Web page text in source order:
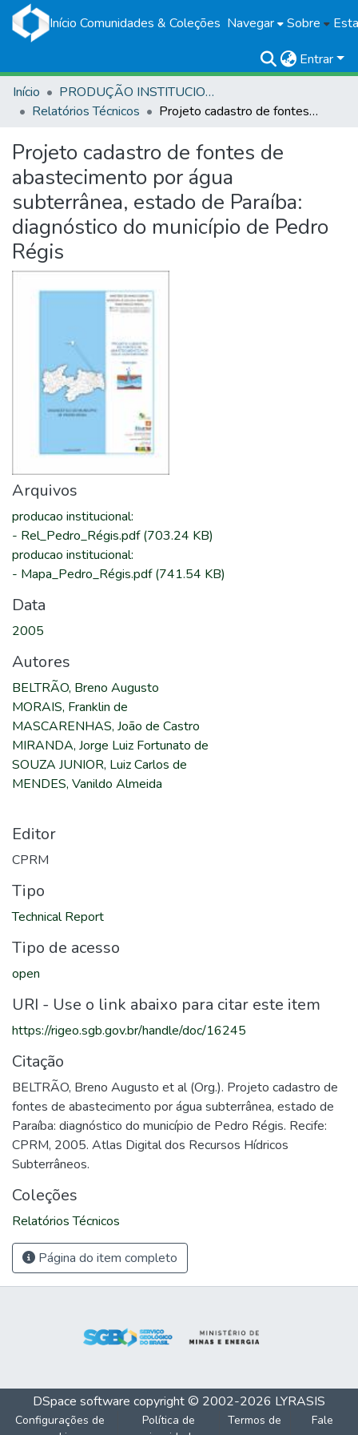
Início Comunidades & Coleções Navegar Sobre
Entrar
Início
PRODUÇÃO INSTITUCIONAL
Relatórios Técnicos
Projeto cadastro de fontes de abastecimento por água subterrânea, estado de Paraíba: diagnóstico do município de Pedro Régis
Projeto cadastro de fontes de
abastecimento por água
subterrânea, estado de Paraíba:
diagnóstico do município de Pedro
Régis
Arquivos
producao institucional:
- Rel_Pedro_Régis.pdf(703.24 KB)
producao institucional:
- Mapa_Pedro_Régis.pdf(741.54 KB)
Data
2005
Autores
BELTRÃO, Breno Augusto
MORAIS, Franklin de
MASCARENHAS, João de Castro
MIRANDA, Jorge Luiz Fortunato de
SOUZA JUNIOR, Luiz Carlos de
MENDES, Vanildo Almeida
Editor
CPRM
Tipo
Technical Report
Tipo de acesso
open
URI - Use o link abaixo para citar este item
https://rigeo.sgb.gov.br/handle/doc/16245
Citação
BELTRÃO, Breno Augusto et al (Org.). Projeto cadastro de
fontes de abastecimento por água subterrânea, estado de
Paraíba: diagnóstico do município de Pedro Régis. Recife:
CPRM, 2005. Atlas Digital dos Recursos Hídricos
Subterrâneos.
Coleções
Relatórios Técnicos
Página do item completo
DSpace software copyright © 2002-2026 LYRASIS
Configurações de
Política de
Termos de
Fale